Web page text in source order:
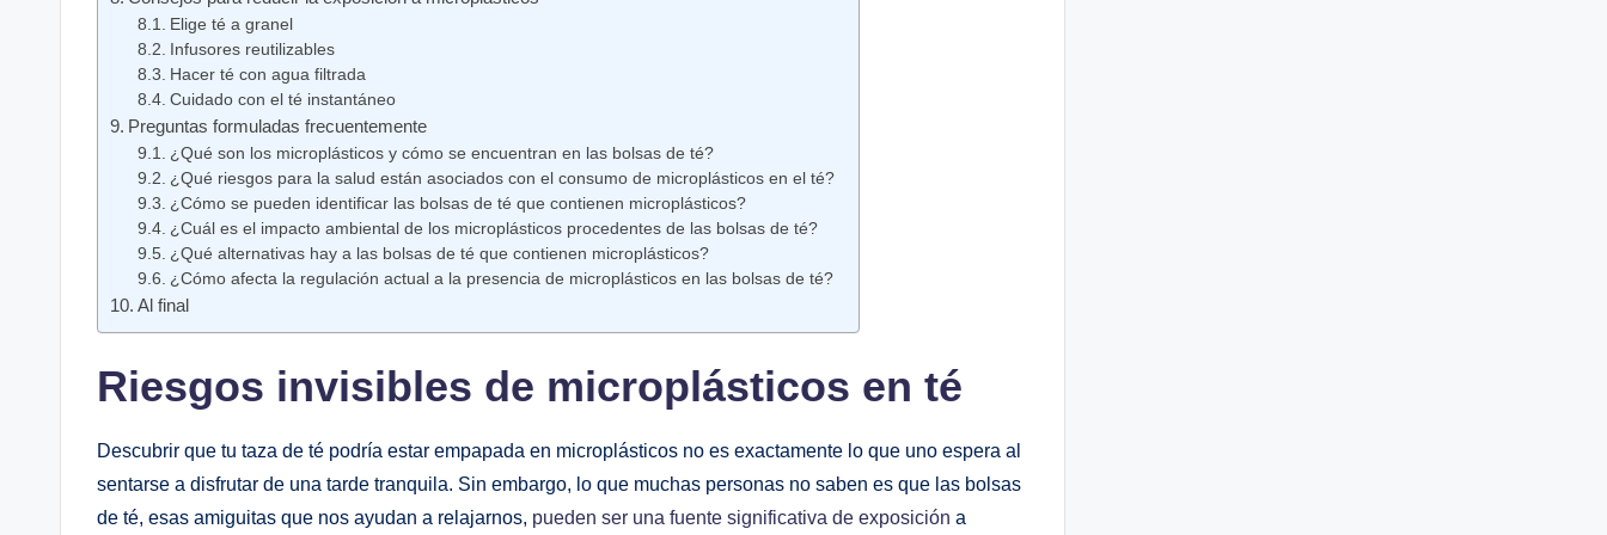
Elige té a granel
Infusores reutilizables
Hacer té con agua filtrada
Cuidado con el té instantáneo
Preguntas formuladas frecuentemente
¿Qué son los microplásticos y cómo se encuentran en las bolsas de té?
¿Qué riesgos para la salud están asociados con el consumo de microplásticos en el té?
¿Cómo se pueden identificar las bolsas de té que contienen microplásticos?
¿Cuál es el impacto ambiental de los microplásticos procedentes de las bolsas de té?
¿Qué alternativas hay a las bolsas de té que contienen microplásticos?
¿Cómo afecta la regulación actual a la presencia de microplásticos en las bolsas de té?
Al final
Riesgos invisibles de microplásticos en té
Descubrir que tu taza de té podría estar empapada en microplásticos no es exactamente lo que uno espera al
sentarse a disfrutar de una tarde tranquila. Sin embargo, lo que muchas personas no saben es que las bolsas
de té, esas amiguitas que nos ayudan a relajarnos, pueden ser una fuente significativa de exposición a